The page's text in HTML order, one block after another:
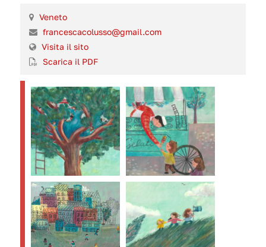
Veneto
francescacolusso@gmail.com
Visita il sito
Scarica il PDF